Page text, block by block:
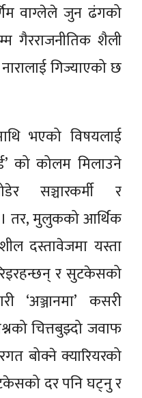
वाग्लेले जुन ढंगको
गैरराजनीतिक शैली
गिज्याएको छ
भएको विषयलाई
को कोलम मिलाउने
सञ्चारकर्मी र
तर, मुलुकको आर्थिक
दस्तावेजमा यस्ता
र सुटकेसको
‘अञ्जानमा’ कसरी
चित्तबुझ्दो जवाफ
बोक्ने क्यारियरको
दर पनि घट्नु र